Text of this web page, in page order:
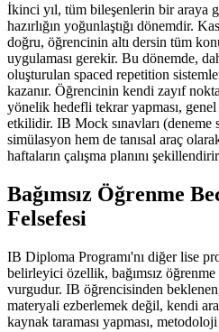
İkinci yıl, tüm bileşenlerin bir araya
hazırlığın yoğunlaştığı dönemdir.
doğru, öğrencinin altı dersin tüm
uygulaması gerekir. Bu dönemde,
oluşturulan spaced repetition
kazanır. Öğrencinin kendi zayıf
yönelik hedefli tekrar yapması, genel
etkilidir. IB Mock sınavları (deneme
simülasyon hem de tanısal araç
haftaların çalışma planını
Bağımsız Öğrenme
Felsefesi
IB Diploma Programı'nı diğer lise
belirleyici özellik, bağımsız
vurgudur. IB öğrencisinden
materyali ezberlemek değil, kendi
kaynak taraması yapması,